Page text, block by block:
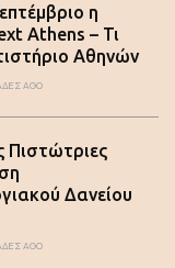
η
Athens – Τι
Αθηνών
AGO
Πιστώτριες
Δανείου
AGO